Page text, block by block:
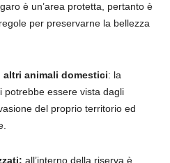
è un’area protetta, pertanto è
per preservarne la bellezza
altri animali domestici: la
potrebbe essere vista dagli
del proprio territorio ed
all’interno della riserva è